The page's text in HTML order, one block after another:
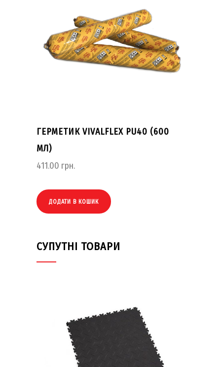
ГЕРМЕТИК VIVALFLEX PU40 (600
МЛ)
411.00 грн.
ДОДАТИ В КОШИК
СУПУТНІ ТОВАРИ